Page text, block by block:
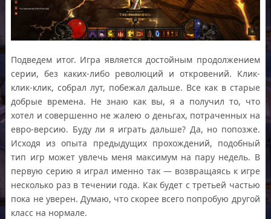
Подведем итог. Игра является достойным продолжением
серии, без каких-либо революций и откровений. Клик-
клик-клик, собрал лут, побежал дальше. Все как в старые
добрые времена. Не знаю как вы, я а получил то, что
хотел и совершенно не жалею о деньгах, потраченных на
евро-версию. Буду ли я играть дальше? Да, но попозже.
Исходя из опыта предыдущих прохождений, подобный
тип игр может увлечь меня максимум на пару недель. В
первую серию я играл именно так — возвращаясь к игре
несколько раз в течении года. Как будет с третьей частью
пока не уверен. Думаю, что скорее всего попробую другой
класс на нормале.